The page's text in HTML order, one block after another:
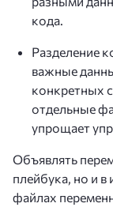
кода.
Разделение
важные
конкретных
отдельные
упрощает
Объявлять
плейбука, но и
файлах